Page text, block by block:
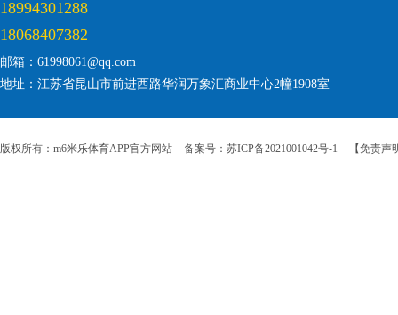
18994301288
18068407382
邮箱：61998061@qq.com
地址：江苏省昆山市前进西路华润万象汇商业中心2幢1908室
版权所有：m6米乐体育APP官方网站 备案号：苏ICP备2021001042号-1 【免责声